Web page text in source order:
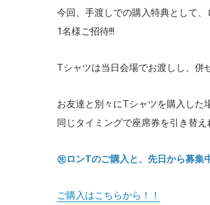
今回、手渡しでの購入特典として
1名様ご招待!!!
Tシャツは当日会場でお渡しし、併
お友達と別々にTシャツを購入した
同じタイミングで座席券を引き替え
㊟ロンTのご購入と、先日から募集
ご購入はこちらから！！